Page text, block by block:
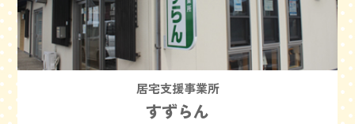
居宅支援事業所
すずらん